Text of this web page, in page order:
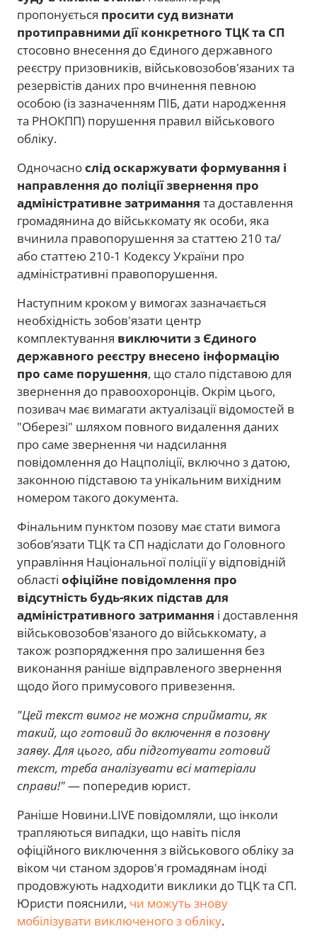
пропонується просити суд визнати
протиправними дії конкретного ТЦК та СП
стосовно внесення до Єдиного державного
реєстру призовників, військовозобов'язаних та
резервістів даних про вчинення певною
особою (із зазначенням ПІБ, дати народження
та РНОКПП) порушення правил військового
обліку.
Одночаснослід оскаржувати формування і
направлення до поліції звернення про
адміністративне затримання та доставлення
громадянина до військкомату як особи, яка
вчинила правопорушення за статтею 210 та/
або статтею 210-1 Кодексу України про
адміністративні правопорушення.
Наступним кроком у вимогах зазначається
необхідність зобов'язати центр
комплектування виключити з Єдиного
державного реєстру внесено інформацію
про саме порушення, що стало підставою для
звернення до правоохоронців. Окрім цього,
позивач має вимагати актуалізації відомостей в
"Оберезі" шляхом повного видалення даних
про саме звернення чи надсилання
повідомлення до Нацполіції, включно з датою,
законною підставою та унікальним вихідним
номером такого документа.
Фінальним пунктом позову має стати вимога
зобов’язати ТЦК та СП надіслати до Головного
управління Національної поліції у відповідній
області офіційне повідомлення про
відсутність будь-яких підстав для
адміністративного затримання і доставлення
військовозобов'язаного до військкомату, а
також розпорядження про залишення без
виконання раніше відправленого звернення
щодо його примусового привезення.
"Цей текст вимог не можна сприймати, як
такий, що готовий до включення в позовну
заяву. Для цього, аби підготувати готовий
текст, треба аналізувати всі матеріали
справи!"— попередив юрист.
Раніше Новини.LIVE повідомляли, що інколи
трапляються випадки, що навіть після
офіційного виключення з військового обліку за
віком чи станом здоров'я громадянам іноді
продовжують надходити виклики до ТЦК та СП.
Юристи пояснили, чи можуть знову
мобілізувати виключеного з обліку.